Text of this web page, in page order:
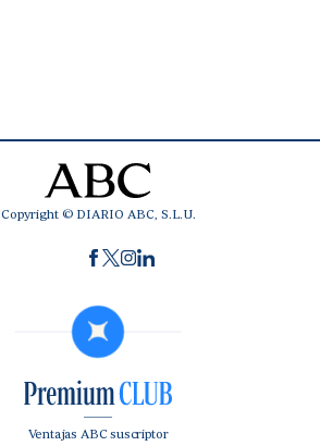
Copyright © DIARIO ABC, S.L.U.
Ventajas ABC suscriptor